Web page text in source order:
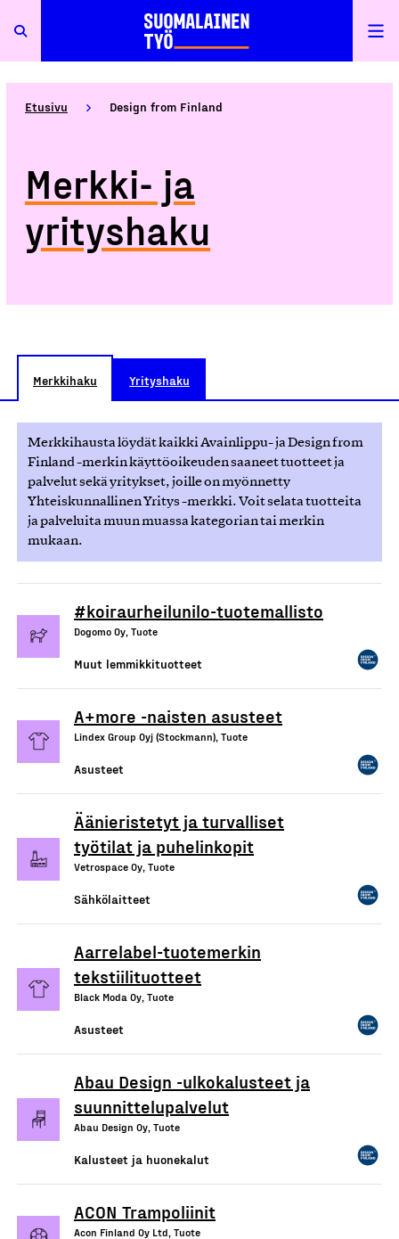
Etusivu Design from Finland
Merkki- ja
yrityshaku
Merkkihaku Yrityshaku
Merkkihausta löydät kaikki Avainlippu- ja Design from
Finland -merkin käyttöoikeuden saaneet tuotteet ja
palvelut sekä yritykset, joille on myönnetty
Yhteiskunnallinen Yritys -merkki. Voit selata tuotteita
ja palveluita muun muassa kategorian tai merkin
mukaan.
#koiraurheilunilo-tuotemallisto
Dogomo Oy, Tuote
Muut lemmikkituotteet
A+more -naisten asusteet
Lindex Group Oyj (Stockmann), Tuote
Asusteet
Äänieristetyt ja turvalliset
työtilat ja puhelinkopit
Vetrospace Oy, Tuote
Sähkölaitteet
Aarrelabel-tuotemerkin
tekstiilituotteet
Black Moda Oy, Tuote
Asusteet
Abau Design -ulkokalusteet ja
suunnittelupalvelut
Abau Design Oy, Tuote
Kalusteet ja huonekalut
ACON Trampoliinit
Acon Finland Oy Ltd, Tuote